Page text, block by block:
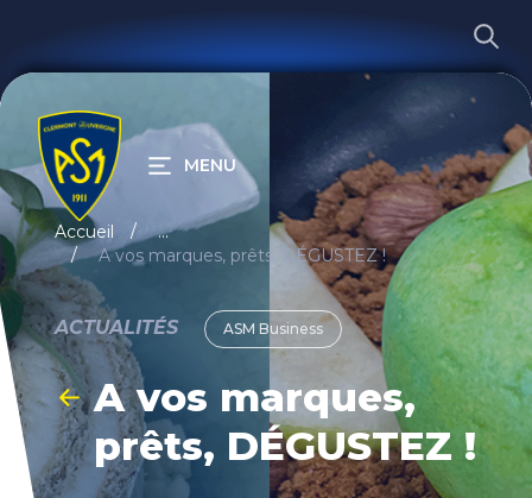
RECHERCHER
MENU
Accueil
...
A vos marques, prêts, DÉGUSTEZ !
ACTUALITÉS ASM Business
A vos marques,
prêts, DÉGUSTEZ !